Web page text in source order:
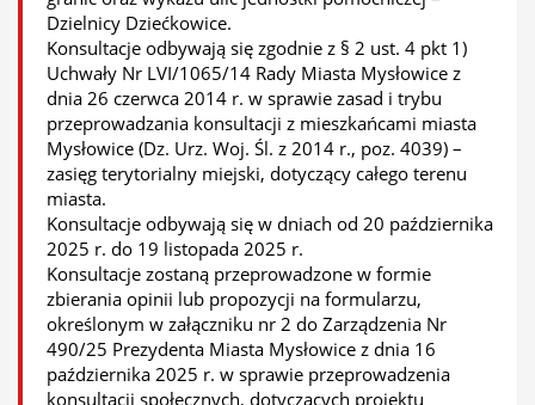
Dzielnicy Dziećkowice.
Konsultacje odbywają się zgodnie z § 2 ust. 4 pkt 1)
Uchwały Nr LVI/1065/14 Rady Miasta Mysłowice z
dnia 26 czerwca 2014 r. w sprawie zasad i trybu
przeprowadzania konsultacji z mieszkańcami miasta
Mysłowice (Dz. Urz. Woj. Śl. z 2014 r., poz. 4039) –
zasięg terytorialny miejski, dotyczący całego terenu
miasta.
Konsultacje odbywają się w dniach od 20 października
2025 r. do 19 listopada 2025 r.
Konsultacje zostaną przeprowadzone w formie
zbierania opinii lub propozycji na formularzu,
określonym w załączniku nr 2 do Zarządzenia Nr
490/25 Prezydenta Miasta Mysłowice z dnia 16
października 2025 r. w sprawie przeprowadzenia
konsultacji społecznych, dotyczących projektu